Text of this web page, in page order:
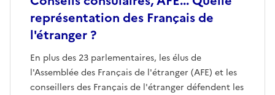
représentation des Français de
l'étranger ?
En plus des 23 parlementaires, les élus de
l'Assemblée des Français de l'étranger (AFE) et les
conseillers des Français de l'étranger défendent les